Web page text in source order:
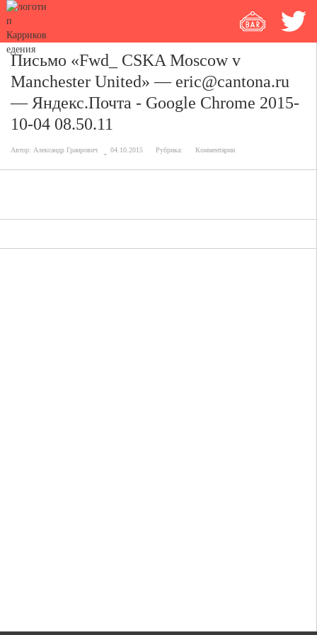
Письмо «Fwd_ CSKA Moscow v
Manchester United» — eric@cantona.ru
— Яндекс.Почта - Google Chrome 2015-
10-04 08.50.11
Автор: Александр Граирович 04.10.2015 Рубрика: Комментарии